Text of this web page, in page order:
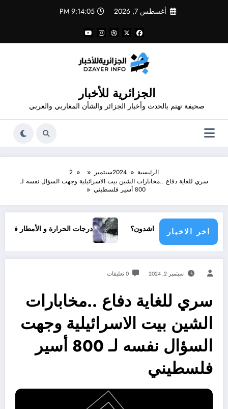
أغسطس 7, 2026 9:14:05 PM
الجزائرية للأخبار
صحيفة تهتم بالحدث وأخبار الجزائر والشأن المغاربي والعربي
الرئيسية 2024سبتمبر
2
سري للغاية دفاع ..مخابارات الشين بيت الاسرائيلية وجهت السؤال نفسه لـ
800 أسير فلسطيني
اخر الاخبار
مجتمع دولي يناشدون؟ درجات الحرارة و الأمطار في سبتمبر 2026 في الجزائر
سبتمبر 2, 2024 0 تعليقات
سري للغاية دفاع ..مخابارات
الشين بيت الاسرائيلية وجهت
السؤال نفسه لـ 800 أسير
فلسطيني